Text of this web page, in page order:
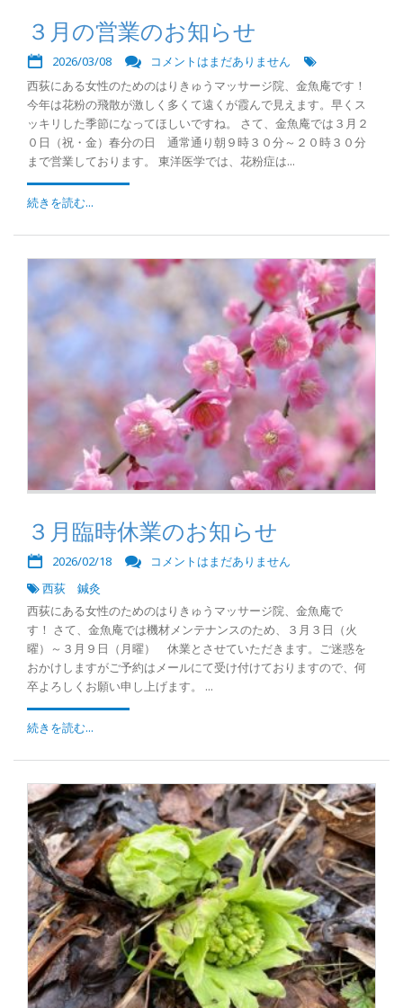
３月の営業のお知らせ
2026/03/08
コメントはまだありません
西荻にある女性のためのはりきゅうマッサージ院、金魚庵です！
今年は花粉の飛散が激しく多くて遠くが霞んで見えます。早くス
ッキリした季節になってほしいですね。 さて、金魚庵では３月２
０日（祝・金）春分の日 通常通り朝９時３０分～２０時３０分
まで営業しております。 東洋医学では、花粉症は...
続きを読む...
３月臨時休業のお知らせ
2026/02/18
コメントはまだありません
西荻 鍼灸
西荻にある女性のためのはりきゅうマッサージ院、金魚庵で
す！ さて、金魚庵では機材メンテナンスのため、３月３日（火
曜）～３月９日（月曜） 休業とさせていただきます。ご迷惑を
おかけしますがご予約はメールにて受け付けておりますので、何
卒よろしくお願い申し上げます。 ...
続きを読む...